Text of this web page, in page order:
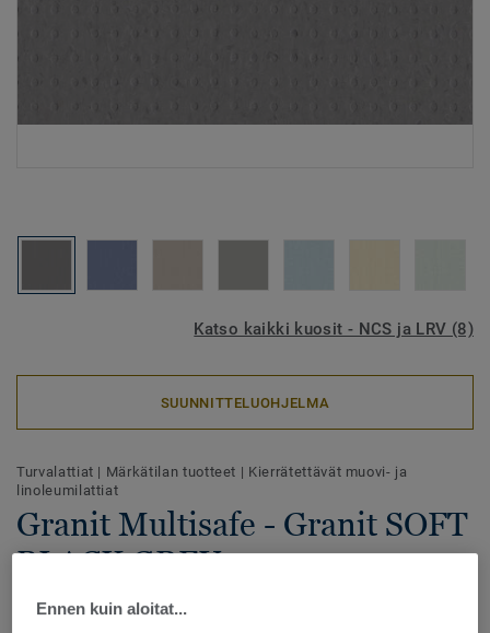
Katso kaikki kuosit - NCS ja LRV (8)
SUUNNITTELUOHJELMA
Turvalattiat | Märkätilan tuotteet | Kierrätettävät muovi- ja
linoleumilattiat
Granit Multisafe - Granit SOFT
BLACK GREY 0901
Granit Multisafe on ftalaatiton homogeeninen vinyylilattia.
Ennen kuin aloitat...